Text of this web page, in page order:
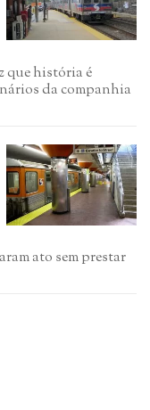
que história é
da companhia
ato sem prestar